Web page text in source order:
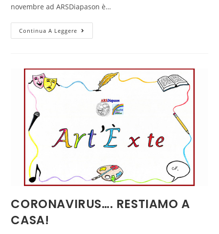
novembre ad ARSDiapason è…
Continua A Leggere
CORONAVIRUS…. RESTIAMO A
CASA!